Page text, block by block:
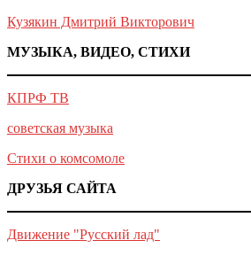
Кузякин Дмитрий Викторович
МУЗЫКА, ВИДЕО, СТИХИ
КПРФ ТВ
советская музыка
Стихи о комсомоле
ДРУЗЬЯ САЙТА
Движение "Русский лад"